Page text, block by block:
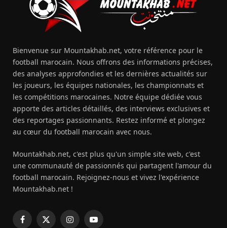
Bienvenue sur Mountakhab.net, votre référence pour le
football marocain. Nous offrons des informations précises,
des analyses approfondies et les dernières actualités sur
les joueurs, les équipes nationales, les championnats et
les compétitions marocaines. Notre équipe dédiée vous
apporte des articles détaillés, des interviews exclusives et
des reportages passionnants. Restez informé et plongez
au cœur du football marocain avec nous.
Mountakhab.net, c'est plus qu'un simple site web, c'est
une communauté de passionnés qui partagent l'amour du
football marocain. Rejoignez-nous et vivez l'expérience
Mountakhab.net !
Facebook
X
InstagramYouTube